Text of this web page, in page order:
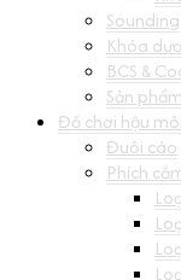
Sounding
Khóa
BCS &
Sản
Đồ chơi hậu
Đuôi cáo
Phích